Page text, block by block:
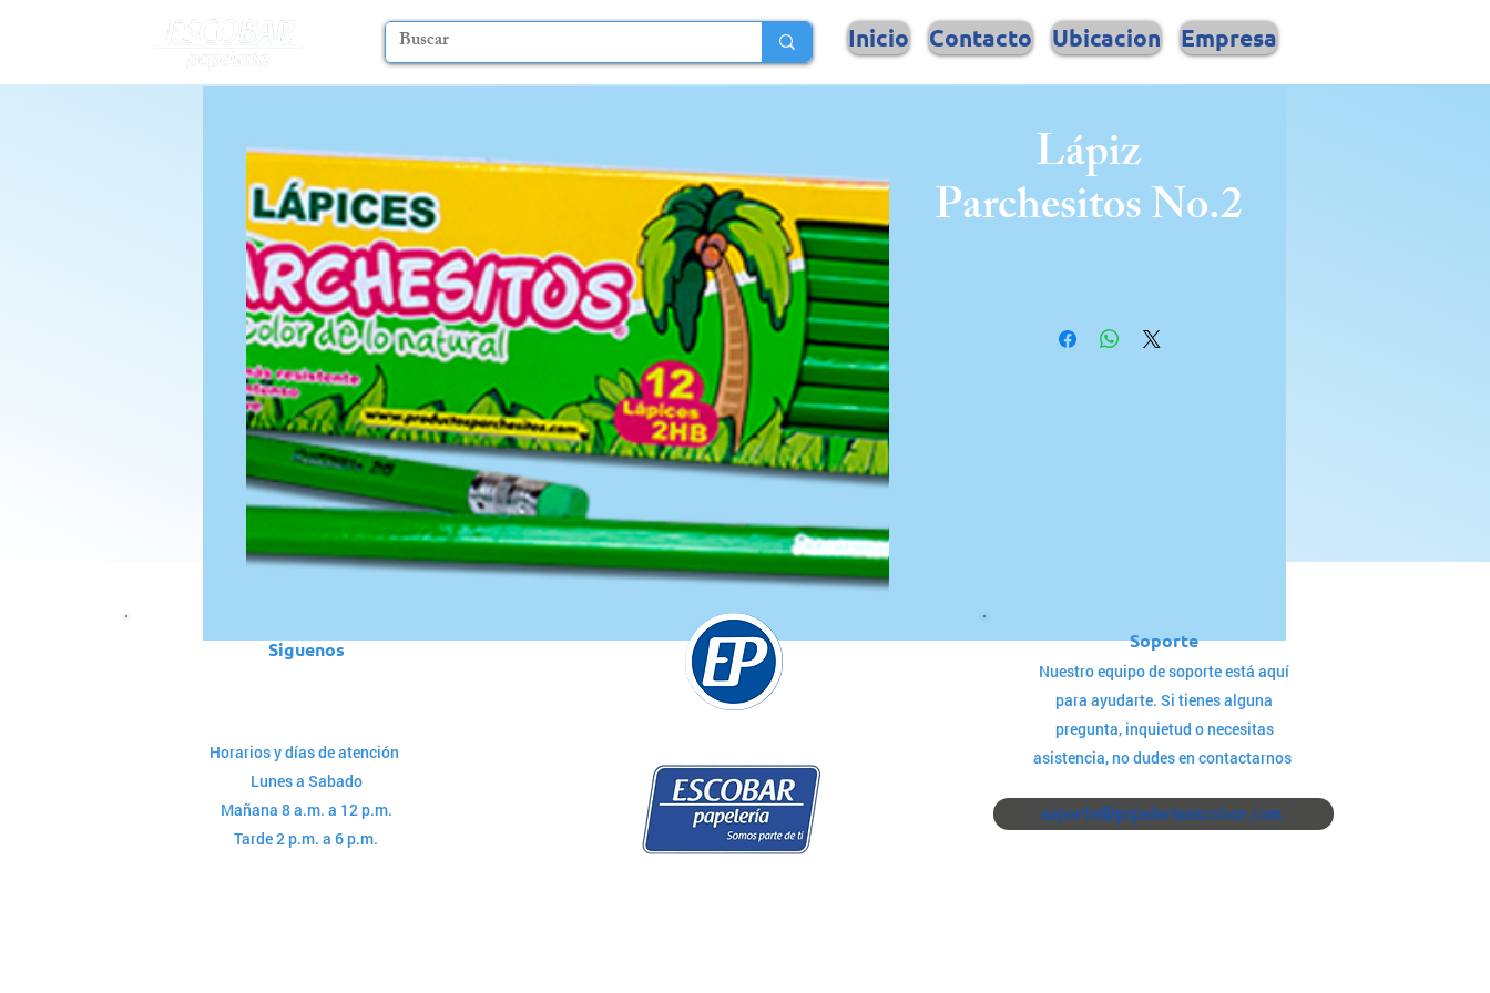
Inicio Contacto Ubicacion Empresa
Lápiz
Parchesitos No.2
Siguenos
Horarios y días de atención
Lunes a Sabado
Mañana 8 a.m. a 12 p.m.
Tarde 2 p.m. a 6 p.m.
Soporte
Nuestro equipo de soporte está aquí
para ayudarte. Si tienes alguna
pregunta, inquietud o necesitas
asistencia, no dudes en contactarnos
soporte@papeleriaescobar.com